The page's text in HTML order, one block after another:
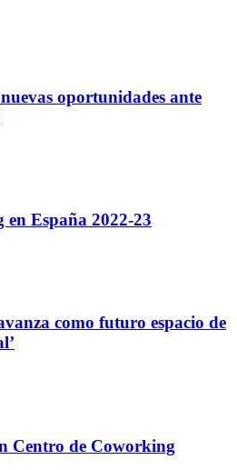
oportunidades ante
España 2022-23
como futuro espacio de
Centro de Coworking